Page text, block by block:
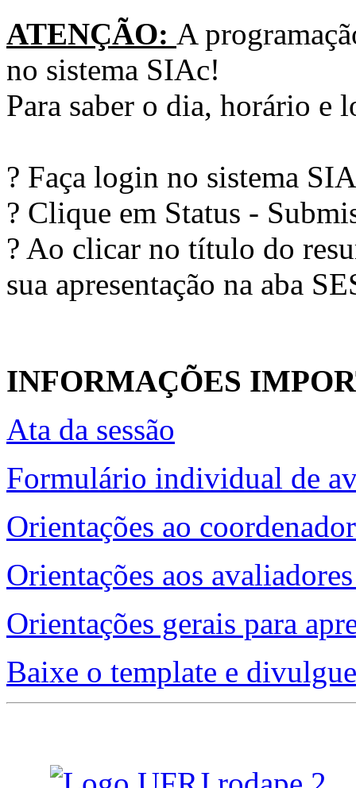
ATENÇÃO: A
no sistema SIAc!
Para saber o dia, horário e
? Faça login no sistema
? Clique em Status -
? Ao clicar no título do
sua apresentação na aba
INFORMAÇÕES
Ata da sessão
Formulário individual de
Orientações ao
Orientações aos
Orientações gerais para
Baixe o template e